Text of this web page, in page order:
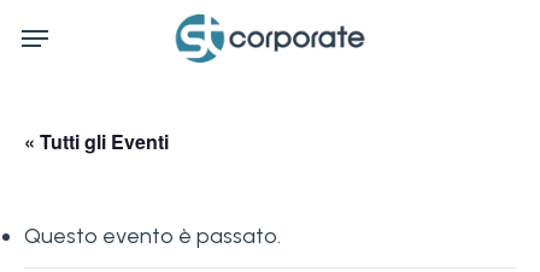
Menu
« Tutti gli Eventi
Questo evento è passato.